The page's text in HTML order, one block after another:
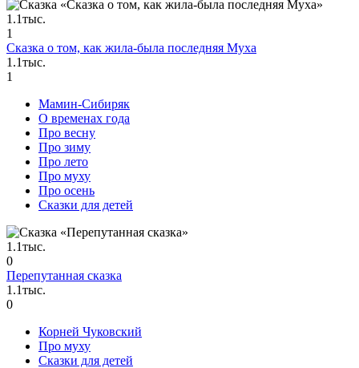
1.1тыс.
1
Сказка о том, как жила-была последняя Муха
1.1тыс.
1
Мамин-Сибиряк
О временах года
Про весну
Про зиму
Про лето
Про муху
Про осень
Сказки для детей
1.1тыс.
0
Перепутанная сказка
1.1тыс.
0
Корней Чуковский
Про муху
Сказки для детей